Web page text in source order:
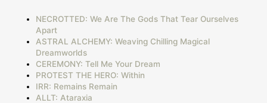
NECROTTED: We Are The Gods That Tear Ourselves
Apart
ASTRAL ALCHEMY: Weaving Chilling Magical
Dreamworlds
CEREMONY: Tell Me Your Dream
PROTEST THE HERO: Within
IRR: Remains Remain
ALLT: Ataraxia